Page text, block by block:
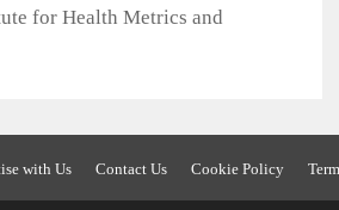
for Health Metrics and
with Us Contact Us Cookie Policy